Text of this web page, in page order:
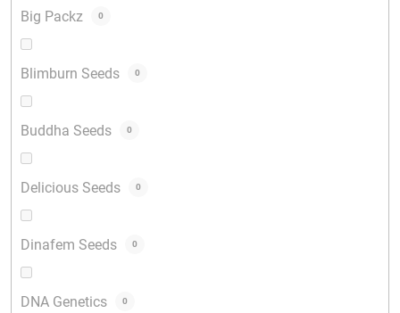
Big Packz 0
Blimburn Seeds 0
Buddha Seeds 0
Delicious Seeds 0
Dinafem Seeds 0
DNA Genetics 0